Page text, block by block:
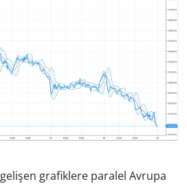
grafiklere paralel Avrupa